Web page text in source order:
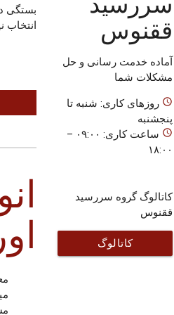
بستگی
انتخاب
ققنوس
آماده خدمت رسانی و حل
مشکلات شما
access_time روزهای کاری: شنبه تا
پنجشنبه
access_time
ساعت کاری: ۰۹:۰۰ –
۱۸:۰۰
کاتالوگ گروه سررسید
ققنوس
کاتالوگ